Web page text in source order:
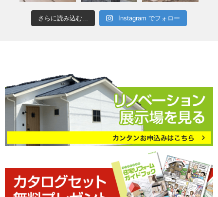
さらに読み込む... Instagram でフォロー